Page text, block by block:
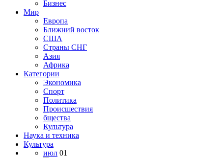
Бизнес
Мир
Европа
Ближний восток
США
Страны СНГ
Азия
Африка
Категории
Экономика
Спорт
Политика
Происшествия
бщества
Культура
Наука и техника
Культура
июл 01